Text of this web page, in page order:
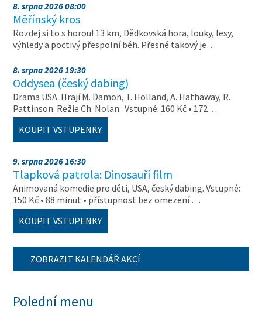
8. srpna 2026 08:00
Měřínský kros
Rozdej si to s horou! 13 km, Dědkovská hora, louky, lesy,
výhledy a poctivý přespolní běh. Přesně takový je…
8. srpna 2026 19:30
Oddysea (český dabing)
Drama USA. Hrají M. Damon, T. Holland, A. Hathaway, R.
Pattinson. Režie Ch. Nolan. Vstupné: 160 Kč • 172…
KOUPIT VSTUPENKY
9. srpna 2026 16:30
Tlapková patrola: Dinosauří film
Animovaná komedie pro děti, USA, český dabing. Vstupné:
150 Kč • 88 minut • přístupnost bez omezení …
KOUPIT VSTUPENKY
ZOBRAZIT KALENDÁŘ AKCÍ
Polední menu